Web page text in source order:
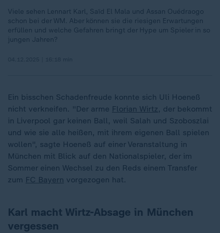
Viele sehen Lennart Karl, Saïd El Mala und Assan Ouédraogo
schon bei der WM. Aber können sie die riesigen Erwartungen
erfüllen und welche Gefahren bringt der Hype um Spieler in so
jungen Jahren?
Ein bisschen Schadenfreude konnte sich Uli Hoeneß
nicht verkneifen. "Der arme Florian Wirtz, der bekommt
in Liverpool gar keinen Ball, weil Salah und Szoboszlai
und wie sie alle heißen, mit ihrem eigenen Ball spielen
wollen", sagte Hoeneß auf einer Veranstaltung in
München mit Blick auf den Nationalspieler, der im
Sommer einen Wechsel zu den Reds einem Transfer
zum FC Bayern vorgezogen hat.
Karl macht Wirtz-Absage in München
vergessen